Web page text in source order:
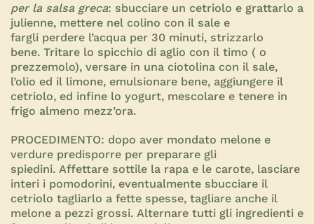
per la salsa greca: sbucciare un cetriolo e grattarlo a
julienne, mettere nel colino con il sale e
fargli perdere l’acqua per 30 minuti, strizzarlo
bene. Tritare lo spicchio di aglio con il timo ( o
prezzemolo), versare in una ciotolina con il sale,
l’olio ed il limone, emulsionare bene, aggiungere il
cetriolo, ed infine lo yogurt, mescolare e tenere in
frigo almeno mezz’ora.
PROCEDIMENTO: dopo aver mondato melone e
verdure predisporre per preparare gli
spiedini. Affettare sottile la rapa e le carote, lasciare
interi i pomodorini, eventualmente sbucciare il
cetriolo tagliarlo a fette spesse, tagliare anche il
melone a pezzi grossi. Alternare tutti gli ingredienti e